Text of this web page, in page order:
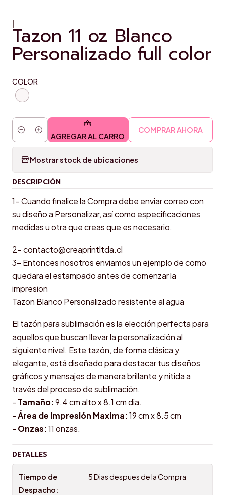
Tazon 11 oz Blanco
Personalizado full color
COLOR
Cantidad AGREGAR AL CARRO
COMPRAR AHORA
Mostrar stock de ubicaciones
DESCRIPCIÓN
1- Cuando finalice la Compra debe enviar correo con
su diseño a Personalizar, así como especificaciones
medidas u otra que creas que es necesario.
2- contacto@creaprintltda.cl
3- Entonces nosotros enviamos un ejemplo de como
quedara el estampado antes de comenzar la
impresion
Tazon Blanco Personalizado resistente al agua
El tazón para sublimación es la elección perfecta para
aquellos que buscan llevar la personalización al
siguiente nivel. Este tazón, de forma clásica y
elegante, está diseñado para destacar tus diseños
gráficos y mensajes de manera brillante y nítida a
través del proceso de sublimación.
- Tamaño:9.4 cm alto x 8.1 cm dia.
-Área de Impresión Maxima:19 cm x 8.5 cm
- Onzas:11 onzas.
DETALLES
Tiempo de
Despacho:
5 Dias despues de la Compra